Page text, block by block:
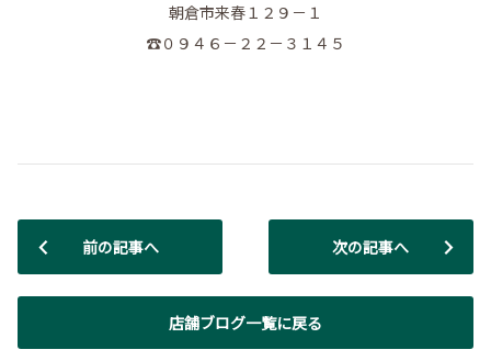
朝倉市来春１２９－１
☎０９４６－２２－３１４５
前の記事へ
店舗ブログ一覧に戻る
次の記事へ